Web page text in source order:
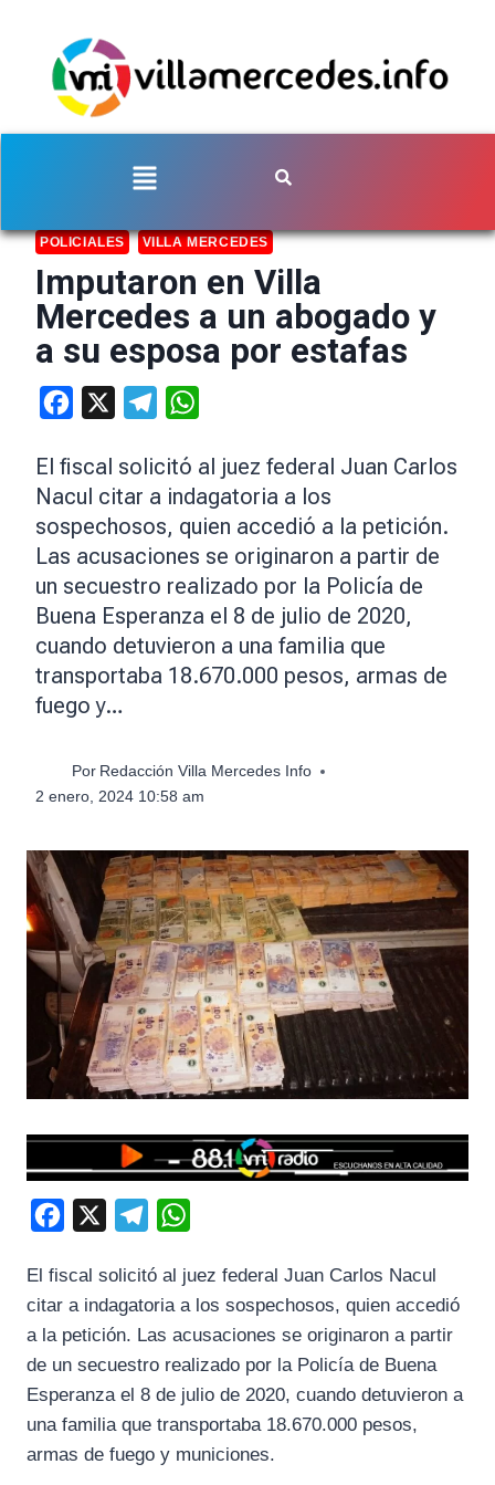
POLICIALES VILLA MERCEDES
Imputaron en Villa
Mercedes a un abogado y
a su esposa por estafas
Facebook Telegram
El fiscal solicitó al juez federal Juan Carlos
Nacul citar a indagatoria a los
sospechosos, quien accedió a la petición.
Las acusaciones se originaron a partir de
un secuestro realizado por la Policía de
Buena Esperanza el 8 de julio de 2020,
cuando detuvieron a una familia que
transportaba 18.670.000 pesos, armas de
fuego y…
Por Redacción Villa Mercedes Info
2 enero, 2024 10:58 am
c
e
b
o
k
l
e
g
m
a
t
s
p
El fiscal solicitó al juez federal Juan Carlos Nacul
citar a indagatoria a los sospechosos, quien accedió
a la petición. Las acusaciones se originaron a partir
de un secuestro realizado por la Policía de Buena
Esperanza el 8 de julio de 2020, cuando detuvieron a
una familia que transportaba 18.670.000 pesos,
armas de fuego y municiones.